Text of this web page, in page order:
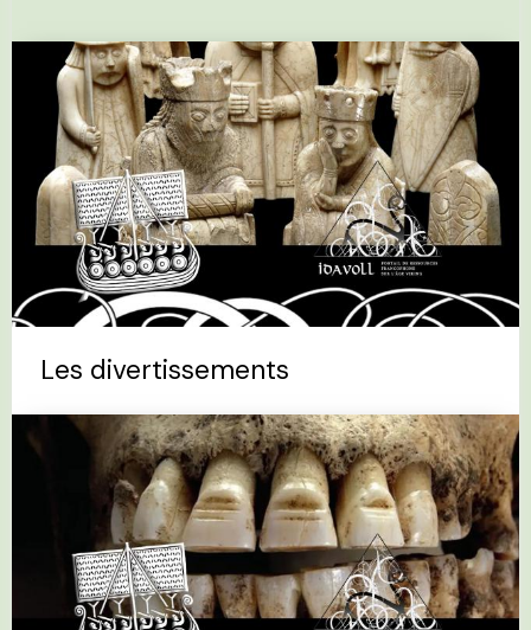
Les divertissements